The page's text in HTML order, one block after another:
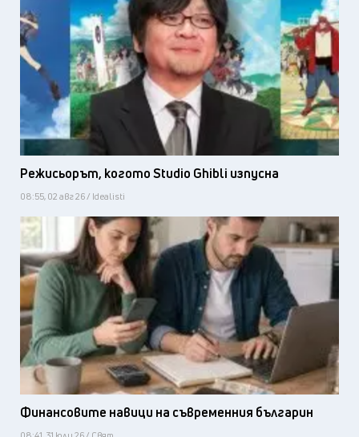
Режисьорът, когото Studio Ghibli изпусна
08:55, 02 авг 26 / Idealisti
Финансовите навици на съвременния българин